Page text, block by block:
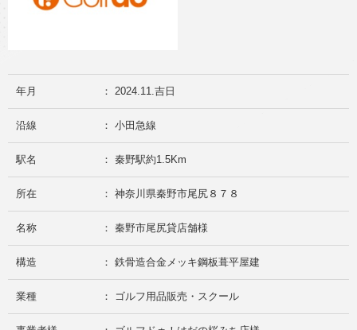
年月 ： 2024.11.吉日
沿線 ： 小田急線
駅名 ： 秦野駅約1.5Km
所在 ： 神奈川県秦野市尾尻８７８
名称 ： 秦野市尾尻貸店舗様
構造 ： 鉄骨造合金メッキ鋼板葺平屋建
業種 ： ゴルフ用品販売・スクール